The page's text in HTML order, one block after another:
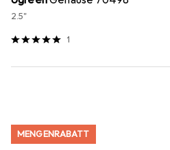
2.5"
1
MENGENRABATT